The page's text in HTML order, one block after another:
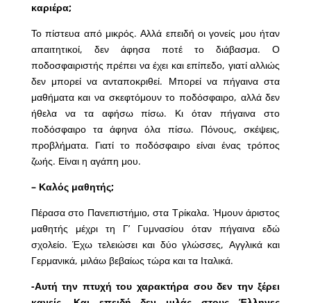
καριέρα;
Το πίστευα από μικρός. Αλλά επειδή οι γονείς μου ήταν
απαιτητικοί, δεν άφησα ποτέ το διάβασμα. Ο
ποδοσφαιριστής πρέπει να έχει και επίπεδο, γιατί αλλιώς
δεν μπορεί να ανταποκριθεί. Μπορεί να πήγαινα στα
μαθήματα και να σκεφτόμουν το ποδόσφαιρο, αλλά δεν
ήθελα να τα αφήσω πίσω. Κι όταν πήγαινα στο
ποδόσφαιρο τα άφηνα όλα πίσω. Πόνους, σκέψεις,
προβλήματα. Γιατί το ποδόσφαιρο είναι ένας τρόπος
ζωής. Είναι η αγάπη μου.
– Καλός μαθητής;
Πέρασα στο Πανεπιστήμιο, στα Τρίκαλα. Ήμουν άριστος
μαθητής μέχρι τη Γ’ Γυμνασίου όταν πήγαινα εδώ
σχολείο. Έχω τελειώσει και δύο γλώσσες, Αγγλικά και
Γερμανικά, μιλάω βεβαίως τώρα και τα Ιταλικά.
-Αυτή την πτυχή του χαρακτήρα σου δεν την ξέρει